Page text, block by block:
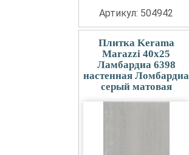
Артикул: 504942
Плитка Kerama
Marazzi 40x25
Ламбардиа 6398
настенная Ломбардиа
серый матовая